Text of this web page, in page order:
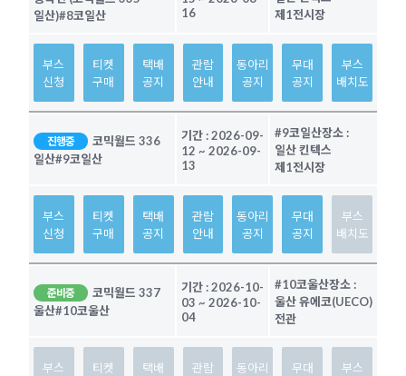
일산)#8코일산
16
제1전시장
부스
신청
티켓
구매
택배
공지
관람
안내
동아리
공지
무대
공지
부스
배치도
진행중
코믹월드 336
일산#9코일산
기간 :2026-09-
12 ~ 2026-09-
13
#9코일산장소 :
일산 킨텍스
제1전시장
부스
신청
티켓
구매
택배
공지
관람
안내
동아리
공지
무대
공지
부스
배치도
준비중
코믹월드 337
울산#10코울산
기간 :2026-10-
03 ~ 2026-10-
04
#10코울산장소 :
울산 유에코(UECO)
전관
부스
티켓
택배
관람
동아리
무대
부스